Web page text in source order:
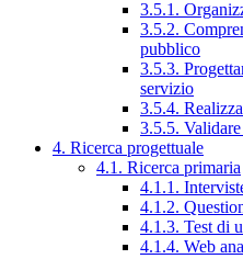
3.5.1.
3.5.2.
pubblico
3.5.3.
servizio
3.5.4.
3.5.5.
4. Ricerca progettuale
4.1. Ricerca primaria
4.1.1.
4.1.2.
4.1.3. Test di
4.1.4. Web